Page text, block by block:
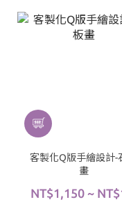
客製化Q版手繪設計-
畫
NT$1,150 ~